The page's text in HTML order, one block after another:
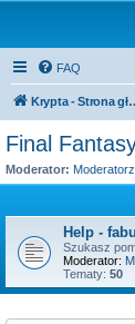
FAQ
Krypta - Strona główna
Final
Moderator:
Help -
Szukasz
Moderator:
Tematy: 50